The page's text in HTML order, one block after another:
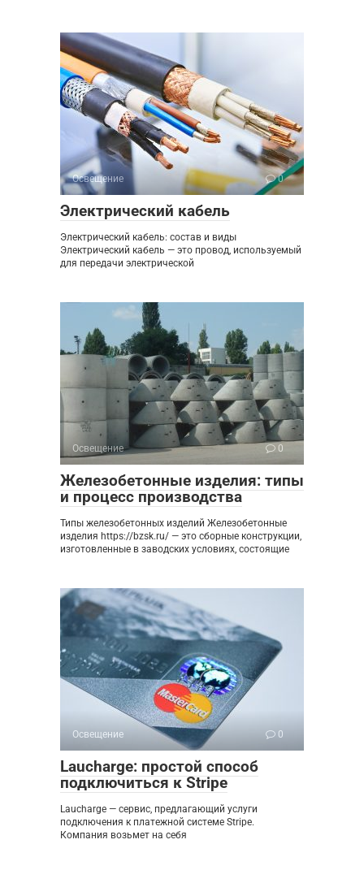
Освещение 0
Электрический кабель
Электрический кабель: состав и виды
Электрический кабель — это провод, используемый
для передачи электрической
Освещение 0
Железобетонные изделия: типы
и процесс производства
Типы железобетонных изделий Железобетонные
изделия https://bzsk.ru/ — это сборные конструкции,
изготовленные в заводских условиях, состоящие
Освещение 0
Laucharge: простой способ
подключиться к Stripe
Laucharge — сервис, предлагающий услуги
подключения к платежной системе Stripe.
Компания возьмет на себя